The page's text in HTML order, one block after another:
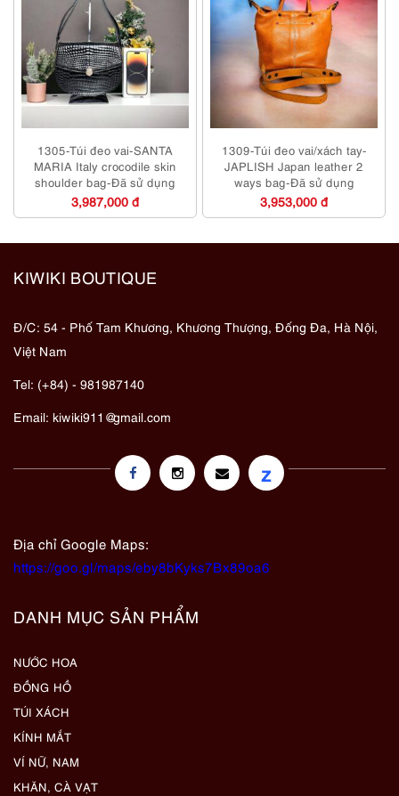
1305-Túi đeo vai-SANTA
MARIA Italy crocodile skin
shoulder bag-Đã sử dụng
3,987,000 đ
1309-Túi đeo vai/xách tay-
JAPLISH Japan leather 2
ways bag-Đã sử dụng
3,953,000 đ
KIWIKI BOUTIQUE
Đ/C: 54 - Phố Tam Khương, Khương Thượng, Đống Đa, Hà Nội,
Việt Nam
Tel: (+84) - 981987140
Email: kiwiki911@gmail.com
z
Địa chỉ Google Maps:
https://goo.gl/maps/eby8bKyks7Bx89oa6
DANH MỤC SẢN PHẨM
NƯỚC HOA
ĐỒNG HỒ
TÚI XÁCH
KÍNH MẮT
VÍ NỮ, NAM
KHĂN, CÀ VẠT